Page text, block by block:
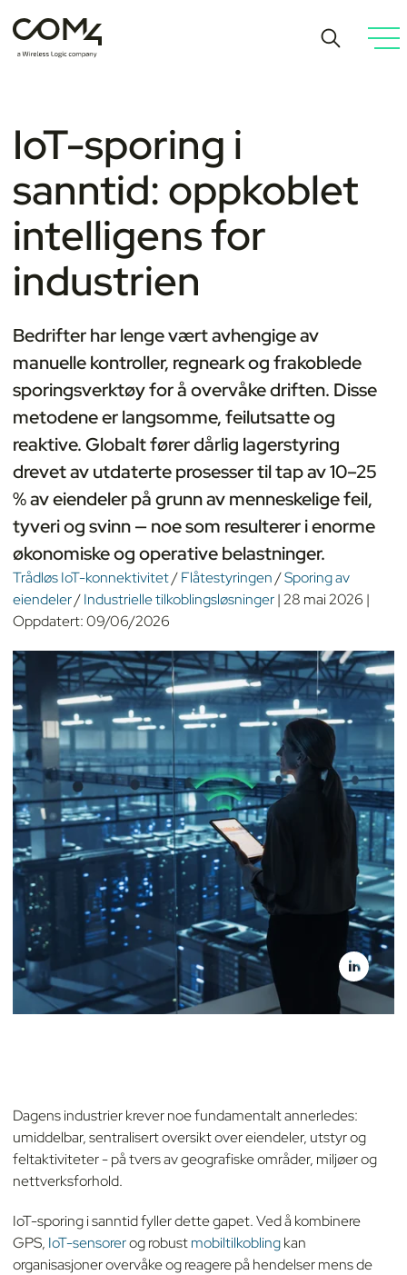
IoT-sporing i
sanntid: oppkoblet
intelligens for
industrien
Bedrifter har lenge vært avhengige av
manuelle kontroller, regneark og frakoblede
sporingsverktøy for å overvåke driften. Disse
metodene er langsomme, feilutsatte og
reaktive. Globalt fører dårlig lagerstyring
drevet av utdaterte prosesser til tap av 10–25
% av eiendeler på grunn av menneskelige feil,
tyveri og svinn — noe som resulterer i enorme
økonomiske og operative belastninger.
Trådløs IoT-konnektivitet/Flåtestyringen/Sporing av
eiendeler/Industrielle tilkoblingsløsninger|28 mai 2026 |
Oppdatert:09/06/2026
Dagens industrier krever noe fundamentalt annerledes:
umiddelbar, sentralisert oversikt over eiendeler, utstyr og
feltaktiviteter - på tvers av geografiske områder, miljøer og
nettverksforhold.
IoT-sporing i sanntid fyller dette gapet. Ved å kombinere
GPS, IoT-sensorerog robustmobiltilkoblingkan
organisasjoner overvåke og reagere på hendelser mens de